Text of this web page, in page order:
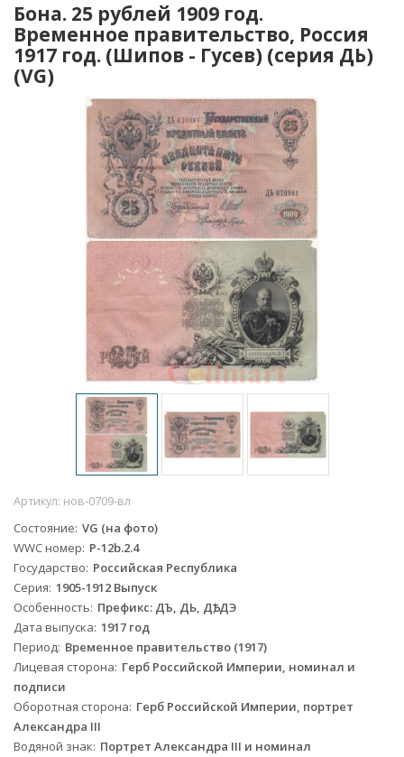
Бона. 25 рублей 1909 год.
Временное правительство, Россия
1917 год. (Шипов - Гусев) (серия ДЬ)
(VG)
Артикул: нов-0709-вл
Состояние VG (на фото)
WWC номер P-12b.2.4
Государство Российская Республика
Серия 1905-1912 Выпуск
Особенность Префикс: ДЪ, ДЬ, ДѢ, ДЭ
Дата выпуска 1917 год
Период Временное правительство (1917)
Лицевая сторона Герб Российской Империи, номинал и
подписи
Оборотная сторона Герб Российской Империи, портрет
Александра III
Водяной знак Портрет Александра III и номинал